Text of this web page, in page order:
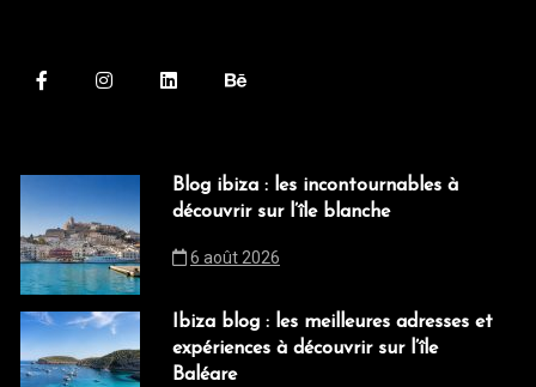
Blog ibiza : les incontournables à
découvrir sur l’île blanche
6 août 2026
Ibiza blog : les meilleures adresses et
expériences à découvrir sur l’île
Baléare